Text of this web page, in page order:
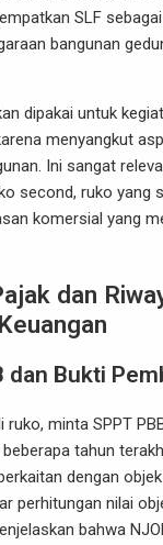
SLF
bangunan
dipakai untuk
menyangkut
Ini sangat
second, ruko yang
komersial yang
dan
dan Bukti
ruko, minta SPPT
tahun
dengan
perhitungan nilai
bahwa